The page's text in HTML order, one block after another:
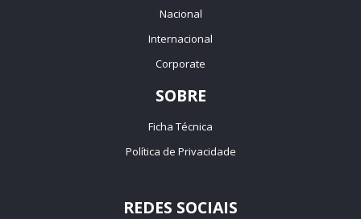
Nacional
Internacional
Corporate
SOBRE
Ficha Técnica
Política de Privacidade
REDES SOCIAIS